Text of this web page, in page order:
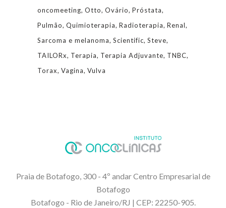
oncomeeting Otto Ovário Próstata
Pulmão Quimioterapia Radioterapia Renal
Sarcoma e melanoma Scientific Steve
TAILORx
Terapia Terapia Adjuvante TNBC
Torax Vagina Vulva
Praia de Botafogo, 300 - 4º andar Centro Empresarial de
Botafogo
Botafogo - Rio de Janeiro/RJ | CEP: 22250-905.